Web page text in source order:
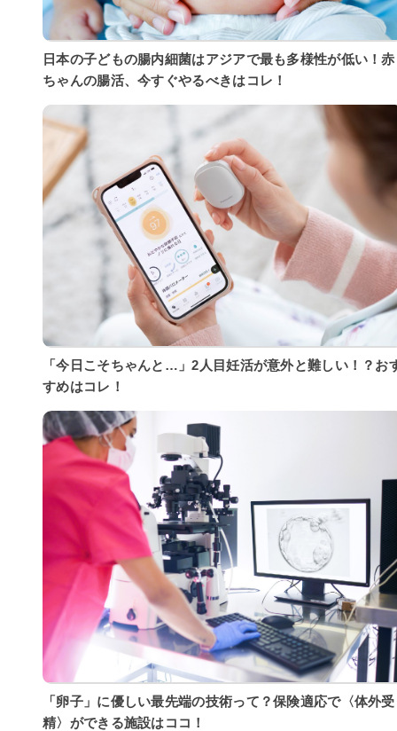
日本の子どもの腸内細菌はアジアで最も多様性が低い！赤
ちゃんの腸活、今すぐやるべきはコレ！
「今日こそちゃんと…」2人目妊活が意外と難しい！？お
すめはコレ！
「卵子」に優しい最先端の技術って？保険適応で〈体外受
精〉ができる施設はココ！